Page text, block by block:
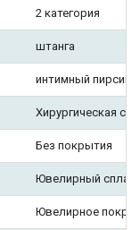
2 категория
штанга
интимный
Хирургическая
Без покрытия
Ювелирный сплав
Ювелирное